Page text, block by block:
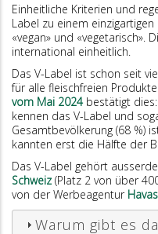
Einheitliche Kriterien und
Label zu einem
«vegan» und «vegetarisch».
international einheitlich.
Das V-Label ist schon seit
für alle fleischfreien Produkte.
vom Mai 2024bestätigt dies:
kennen das V-Label und
Gesamtbevölkerung (68 %)
kannten erst die Hälfte der
Das V-Label gehört
Schweiz (Platz 2 von über
von der Werbeagentur Havas
Warum gibt es